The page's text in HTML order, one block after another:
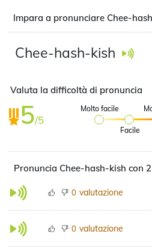
Impara a pronunciare Chee-
Chee-hash-kish
Valuta la difficoltà di pronuncia
5/5
Molto facile
Facile
Pronuncia Chee-hash-kish con
0 valutazione
0 valutazione